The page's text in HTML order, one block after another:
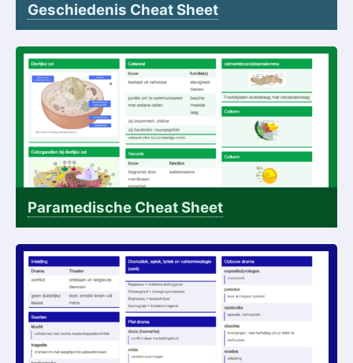
Geschiedenis Cheat Sheet
Paramedische Cheat Sheet